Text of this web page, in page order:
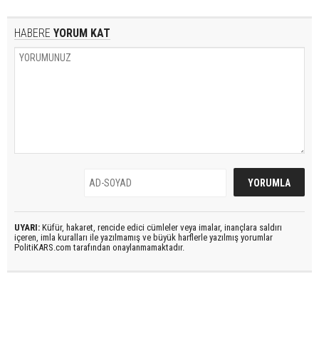
HABERE YORUM KAT
UYARI: Küfür, hakaret, rencide edici cümleler veya imalar, inançlara saldırı
içeren, imla kuralları ile yazılmamış ve büyük harflerle yazılmış yorumlar
PolitiKARS.com tarafından onaylanmamaktadır.